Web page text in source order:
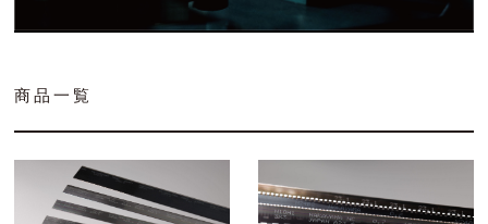
お問い合わせ
丸刃
商品一覧